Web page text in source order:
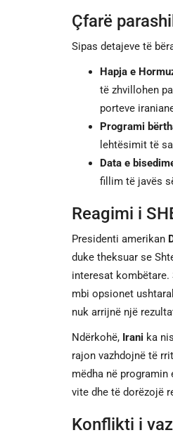
Çfarë
Sipas detajeve të
Hapja e
të zhvillohen
porteve
Programi
lehtësimit të
Data e
fillim të javës
Reagimi i
Presidenti amerikan
duke theksuar se
interesat
mbi opsionet
nuk arrijnë një
Ndërkohë, Irani ka
rajon vazhdojnë të
mëdha në
vite dhe të dorëzojë
Konflikti i